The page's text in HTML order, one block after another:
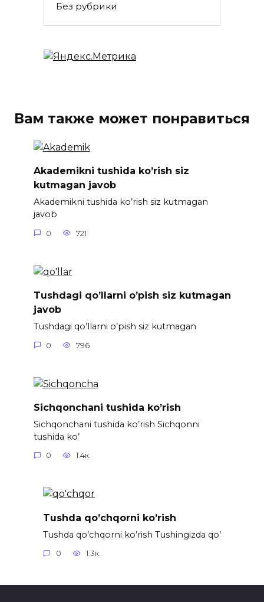
Без рубрики
Вам также может понравиться
Akademikni tushida ko’rish siz
kutmagan javob
Akademikni tushida ko’rish siz kutmagan
javob
0 721
Tushdagi qo’llarni o’pish siz kutmagan
javob
Tushdagi qo’llarni o’pish siz kutmagan
0 796
Sichqonchani tushida ko’rish
Sichqonchani tushida ko’rish Sichqonni
tushida ko’
0 1.4к.
Tushda qo’chqorni ko’rish
Tushda qo’chqorni ko’rish Tushingizda qo’
0 1.3к.